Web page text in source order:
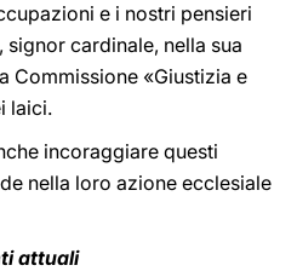
e i nostri pensieri
cardinale, nella sua
Commissione «Giustizia e
laici.
incoraggiare questi
nella loro azione ecclesiale
attuali